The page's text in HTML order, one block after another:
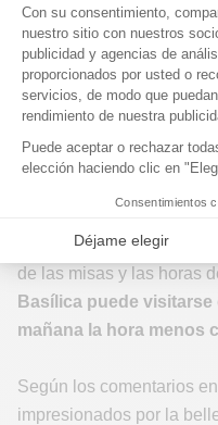
celebración religiosa
de la iglesia. Al final de
de las misas y las horas
Basílica puede
mañana la hora menos
Según los comentarios
impresionados por la